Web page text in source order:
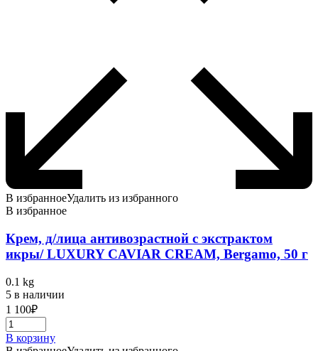
В избранноеУдалить из избранного
В избранное
Крем, д/лица антивозрастной с экстрактом
икры/ LUXURY CAVIAR CREAM, Bergamo, 50 г
0.1 kg
5 в наличии
1 100₽
В корзину